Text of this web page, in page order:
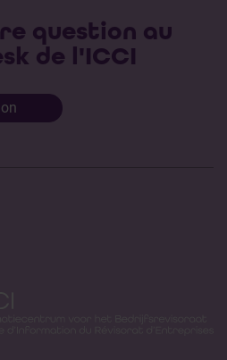
question au
de l'ICCI